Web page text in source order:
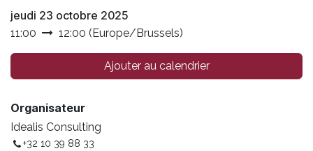
jeudi 23 octobre 2025
11:00 12:00 ( Europe/Brussels)
Ajouter au calendrier
Organisateur
Idealis Consulting
+32 10 39 88 33